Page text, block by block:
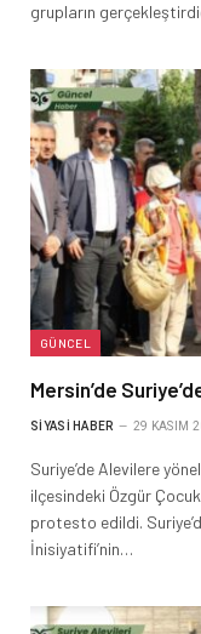
grupların
GÜNCEL
Mersin’de
SIYASI HABER 29 KASIM
Suriye’de Alevilere
ilçesindeki Özgür
protesto edildi.
İnisiyatifi’nin…